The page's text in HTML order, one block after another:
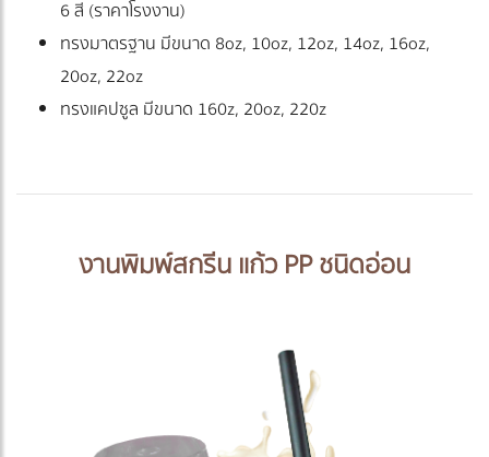
6 สี (ราคาโรงงาน)
ทรงมาตรฐาน มีขนาด 8oz, 10oz, 12oz, 14oz, 16oz,
20oz, 22oz
ทรงแคปซูล มีขนาด 160z, 20oz, 220z
งานพิมพ์สกรีน แก้ว PP ชนิดอ่อน